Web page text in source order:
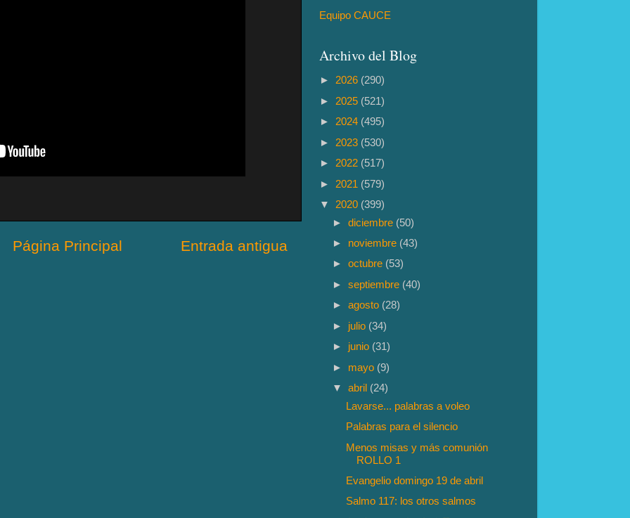
Entrada antigua
Página Principal
Equipo CAUCE
Archivo del Blog
► 2026 (290)
► 2025 (521)
► 2024 (495)
► 2023 (530)
► 2022 (517)
► 2021 (579)
▼ 2020 (399)
►diciembre (50)
► noviembre (43)
►octubre (53)
►septiembre (40)
►agosto (28)
► julio (34)
► junio (31)
► mayo (9)
▼abril (24)
Lavarse... palabras a voleo
Palabras para el silencio
Menos misas y más comunión
ROLLO 1
Evangelio domingo 19 de abril
Salmo 117: los otros salmos